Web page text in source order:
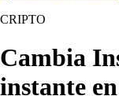
CRIPTO
Cambia
instante